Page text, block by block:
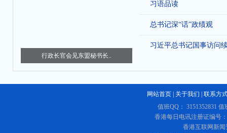
行政长官会见东盟秘书长..
习语品读
总书记深“话”政绩观
习近平总书记国事访问
网站首页 关于我们
联系方
值班QQ： 3151352831
香港每日电讯注册证编号
香港互联网新闻